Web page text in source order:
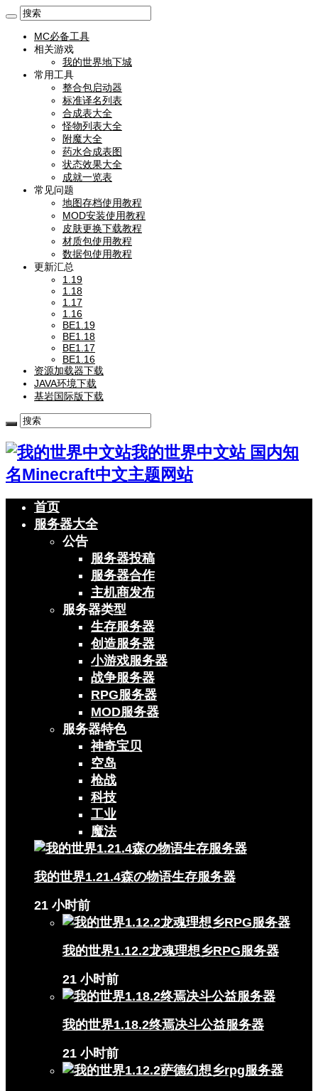
MC必备工具
相关游戏
我的世界地下城
常用工具
整合包启动器
标准译名列表
合成表大全
怪物列表大全
附魔大全
药水合成表图
状态效果大全
成就一览表
常见问题
地图存档使用教程
MOD安装使用教程
皮肤更换下载教程
材质包使用教程
数据包使用教程
更新汇总
1.19
1.18
1.17
1.16
BE1.19
BE1.18
BE1.17
BE1.16
资源加载器下载
JAVA环境下载
基岩国际版下载
我的世界中文站 国内知
名Minecraft中文主题网站
首页
服务器大全
公告
服务器投稿
服务器合作
主机商发布
服务器类型
生存服务器
创造服务器
小游戏服务器
战争服务器
RPG服务器
MOD服务器
服务器特色
神奇宝贝
空岛
枪战
科技
工业
魔法
我的世界1.21.4森の物语生存服务器
21 小时前
我的世界1.12.2龙魂理想乡RPG服务器
21 小时前
我的世界1.18.2终焉决斗公益服务器
21 小时前